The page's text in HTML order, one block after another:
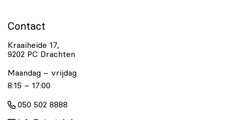
Contact
Kraaiheide 17,
9202 PC Drachten
Maandag – vrijdag
8:15 – 17:00
050 502 8888